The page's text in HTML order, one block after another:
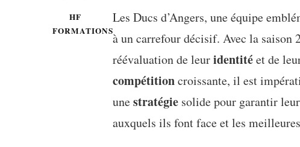
HF
FORMATIONS
Les Ducs d’Angers, une équipe
à un carrefour décisif. Avec la saison
réévaluation de leuridentitéet de
compétitioncroissante, il est
unestratégie solide pour garantir leur
auxquels ils font face et les